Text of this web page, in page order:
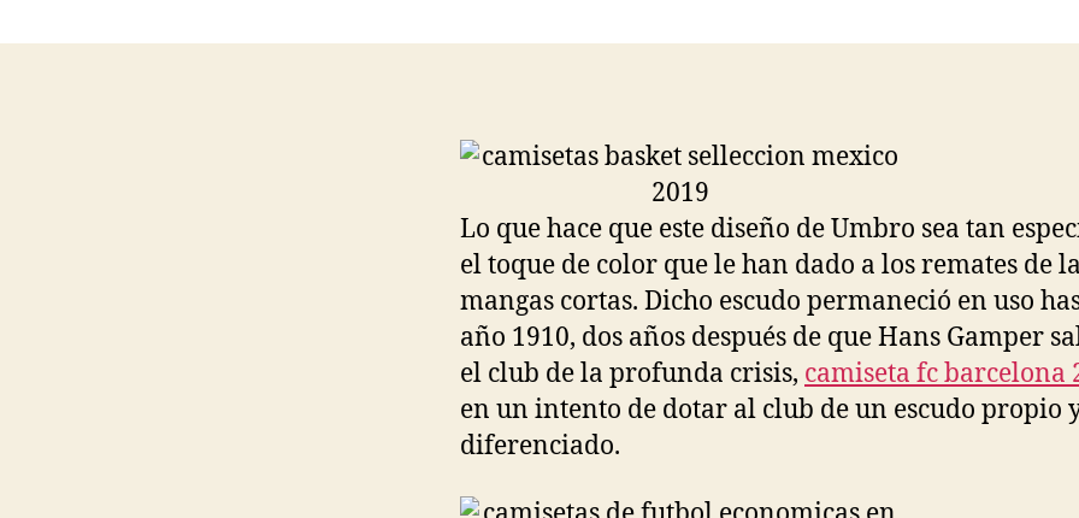
Lo que hace que este diseño de Umbro sea tan
el toque de color que le han dado a los remates de
mangas cortas. Dicho escudo permaneció en uso
año 1910, dos años después de que Hans Gamper
el club de la profunda crisis, camiseta fc barcelona
en un intento de dotar al club de un escudo propio
diferenciado.